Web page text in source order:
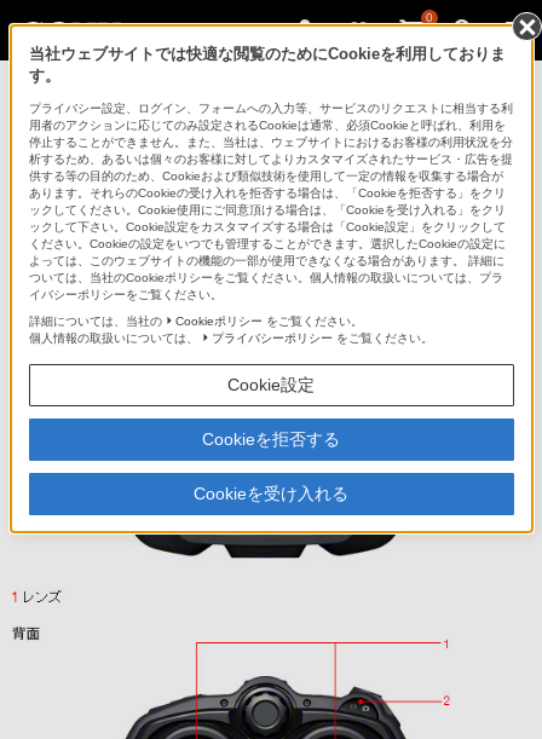
0
DEV-3
デジタル録画双眼鏡 DEV-3
各部名称
当社ウェブサイトでは快適な閲覧のためにCookieを利用しておりま
す。
プライバシー設定、ログイン、フォームへの入力等、サービスのリクエストに相当する利
用者のアクションに応じてのみ設定されるCookieは通常、必須Cookieと呼ばれ、利用を
停止することができません。また、当社は、ウェブサイトにおけるお客様の利用状況を分
析するため、あるいは個々のお客様に対してよりカスタマイズされたサービス・広告を提
供する等の目的のため、Cookieおよび類似技術を使用して一定の情報を収集する場合が
あります。それらのCookieの受け入れを拒否する場合は、「Cookieを拒否する」をクリ
ックしてください。Cookie使用にご同意頂ける場合は、「Cookieを受け入れる」をクリ
ックして下さい。Cookie設定をカスタマイズする場合は「Cookie設定」をクリックして
ください。Cookieの設定をいつでも管理することができます。選択したCookieの設定に
よっては、このウェブサイトの機能の一部が使用できなくなる場合があります。 詳細に
ついては、当社のCookieポリシーをご覧ください。個人情報の取扱いについては、プラ
イバシーポリシーをご覧ください。
詳細については、当社の
Cookieポリシー をご覧ください。
個人情報の取扱いについては、
プライバシーポリシー をご覧ください。
Cookie設定
Cookieを拒否する
Cookieを受け入れる